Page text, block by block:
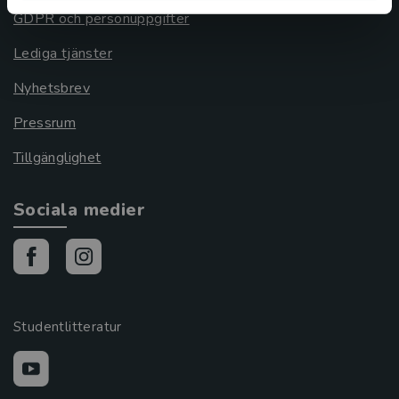
GDPR och personuppgifter
Lediga tjänster
Nyhetsbrev
Pressrum
Tillgänglighet
Sociala medier
Studentlitteratur